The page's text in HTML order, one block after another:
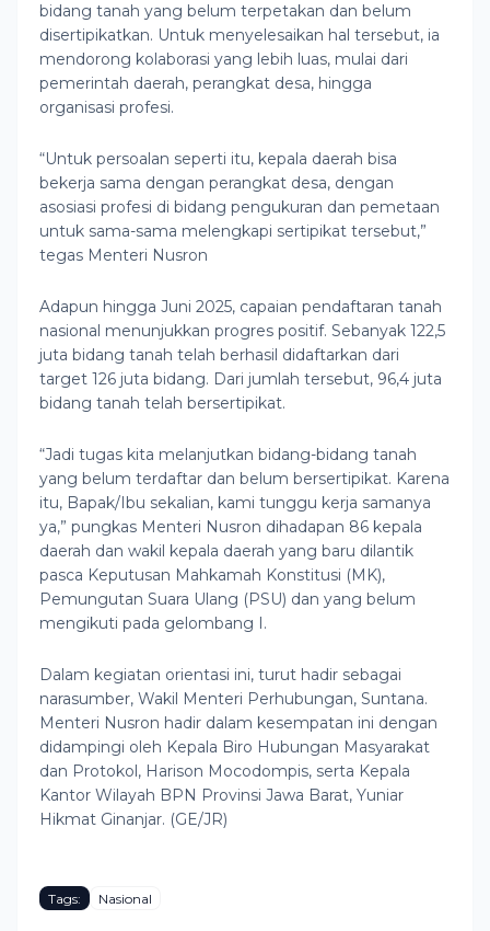
bidang tanah yang belum terpetakan dan belum
disertipikatkan. Untuk menyelesaikan hal tersebut, ia
mendorong kolaborasi yang lebih luas, mulai dari
pemerintah daerah, perangkat desa, hingga
organisasi profesi.
“Untuk persoalan seperti itu, kepala daerah bisa
bekerja sama dengan perangkat desa, dengan
asosiasi profesi di bidang pengukuran dan pemetaan
untuk sama-sama melengkapi sertipikat tersebut,”
tegas Menteri Nusron
Adapun hingga Juni 2025, capaian pendaftaran tanah
nasional menunjukkan progres positif. Sebanyak 122,5
juta bidang tanah telah berhasil didaftarkan dari
target 126 juta bidang. Dari jumlah tersebut, 96,4 juta
bidang tanah telah bersertipikat.
“Jadi tugas kita melanjutkan bidang-bidang tanah
yang belum terdaftar dan belum bersertipikat. Karena
itu, Bapak/Ibu sekalian, kami tunggu kerja samanya
ya,” pungkas Menteri Nusron dihadapan 86 kepala
daerah dan wakil kepala daerah yang baru dilantik
pasca Keputusan Mahkamah Konstitusi (MK),
Pemungutan Suara Ulang (PSU) dan yang belum
mengikuti pada gelombang I.
Dalam kegiatan orientasi ini, turut hadir sebagai
narasumber, Wakil Menteri Perhubungan, Suntana.
Menteri Nusron hadir dalam kesempatan ini dengan
didampingi oleh Kepala Biro Hubungan Masyarakat
dan Protokol, Harison Mocodompis, serta Kepala
Kantor Wilayah BPN Provinsi Jawa Barat, Yuniar
Hikmat Ginanjar. (GE/JR)
Tags: Nasional